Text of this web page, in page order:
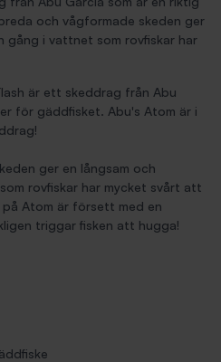
och vågformade skeden ger
gång i vattnet som rovfiskar har
är ett skeddrag från Abu
för gäddfisket. Abu's Atom är i
ger en långsam och
rovfiskar har mycket svårt att
Atom är försett med en
triggar fisken att hugga!